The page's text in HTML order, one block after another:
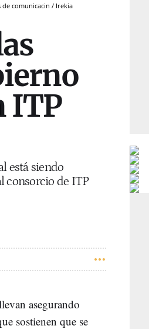
de comunicacin / Irekia
ITP
está siendo
consorcio de ITP
asegurando
sostienen que se